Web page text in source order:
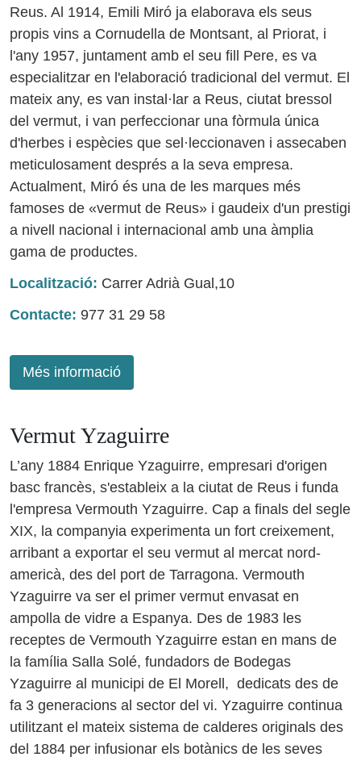
Reus. Al 1914, Emili Miró ja elaborava els seus
propis vins a Cornudella de Montsant, al Priorat, i
l'any 1957, juntament amb el seu fill Pere, es va
especialitzar en l'elaboració tradicional del vermut. El
mateix any, es van instal·lar a Reus, ciutat bressol
del vermut, i van perfeccionar una fòrmula única
d'herbes i espècies que sel·leccionaven i assecaben
meticulosament després a la seva empresa.
Actualment, Miró és una de les marques més
famoses de «vermut de Reus» i gaudeix d'un prestigi
a nivell nacional i internacional amb una àmplia
gama de productes.
Localització: Carrer Adrià Gual,10
Contacte: 977 31 29 58
Més informació
Vermut Yzaguirre
L’any 1884 Enrique Yzaguirre, empresari d'origen
basc francès, s'estableix a la ciutat de Reus i funda
l'empresa Vermouth Yzaguirre. Cap a finals del segle
XIX, la companyia experimenta un fort creixement,
arribant a exportar el seu vermut al mercat nord-
americà, des del port de Tarragona. Vermouth
Yzaguirre va ser el primer vermut envasat en
ampolla de vidre a Espanya. Des de 1983 les
receptes de Vermouth Yzaguirre estan en mans de
la família Salla Solé, fundadors de Bodegas
Yzaguirre al municipi de El Morell, dedicats des de
fa 3 generacions al sector del vi. Yzaguirre continua
utilitzant el mateix sistema de calderes originals des
del 1884 per infusionar els botànics de les seves